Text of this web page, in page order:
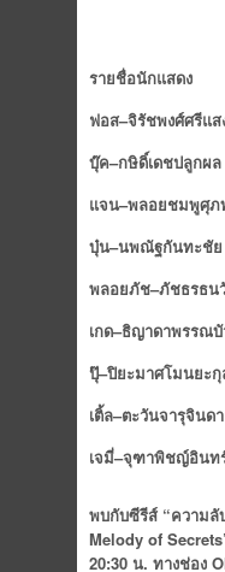
รายชื่อนักแสดง
ฟอส–จิรัชพงศ์ศรีแส
บุ๊ค–กษิดิ์เดชปลูกผล
แจน–พลอยชมพูศุภ
บุ๋น–นพณัฐกันทะชัย
พลอยภัช–ภัชธรธน
เกด–ธิญาดาพรรณบั
ปุ๊–ปิยะมาศโมนยะกุ
เติ้ล–ตะวันจารุจินดา
เจมี่–จุฑาพิชญ์อินท
พบกับซีรีส์ “ความลั
Melody of
20:30 น. ทางช่อง